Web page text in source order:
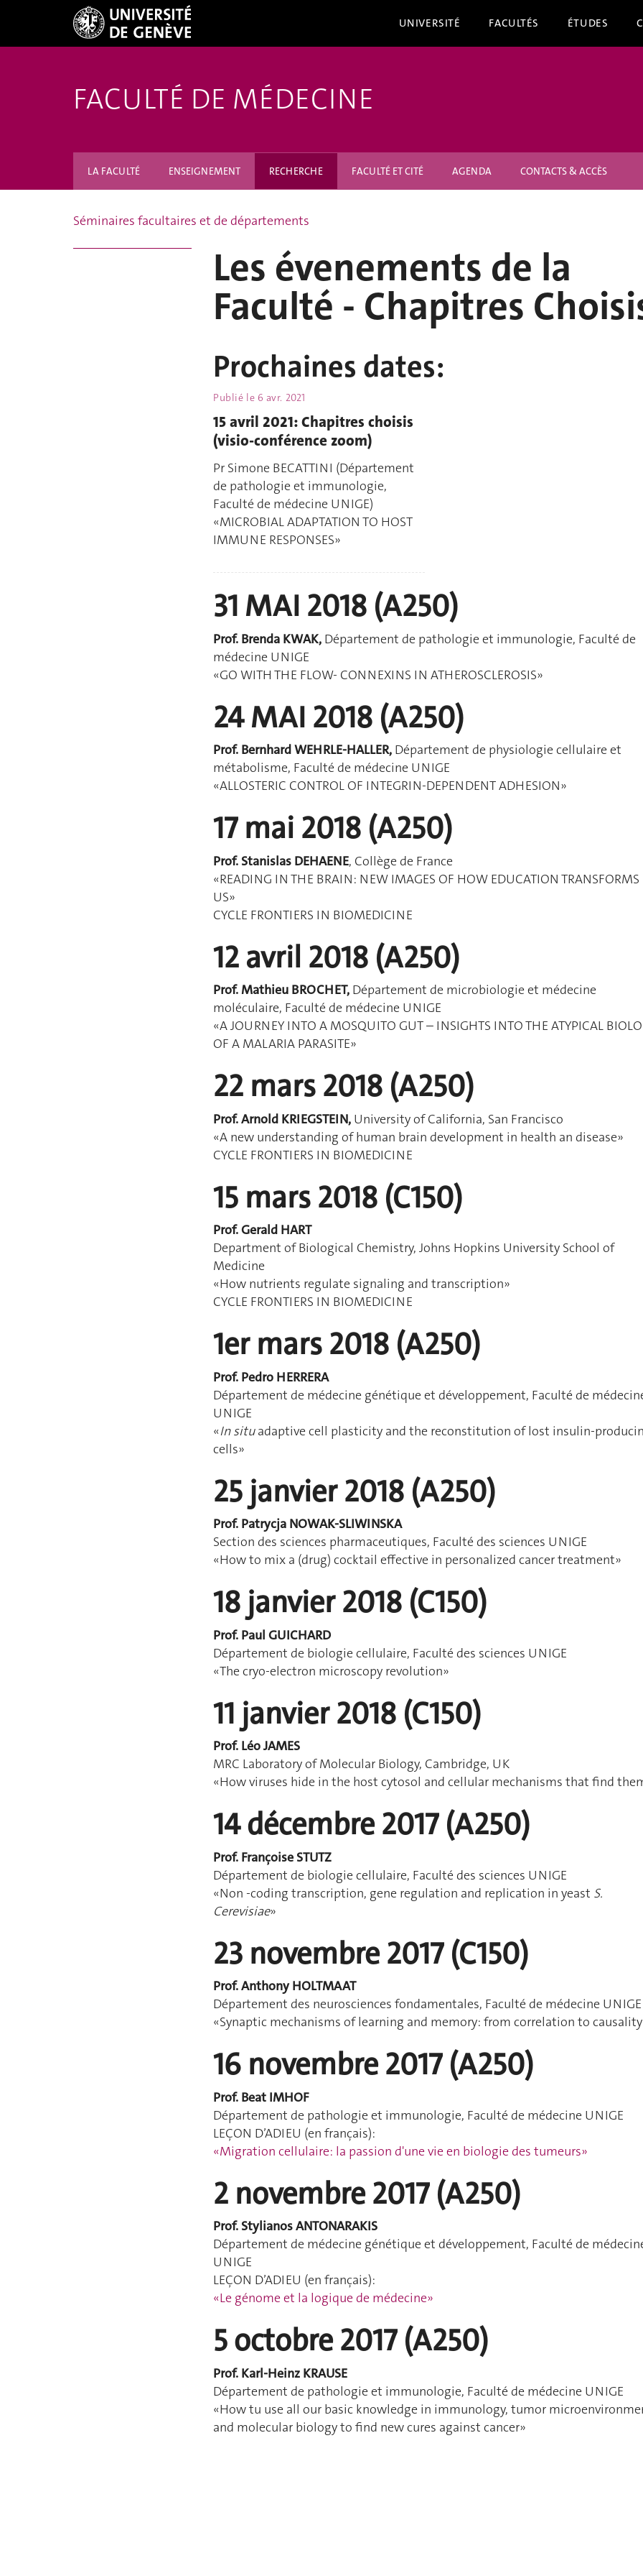
UNIVERSITÉ FACULTÉS ÉTUDES
FACULTÉ DE MÉDECINE
LA FACULTÉ ENSEIGNEMENT RECHERCHE FACULTÉ ET CITÉ AGENDA CONTACTS & ACCÈS
Séminaires facultaires et de départements
Les évenements de la
Faculté - Chapitres
Prochaines dates:
Publié le 6 avr. 2021
15 avril 2021: Chapitres choisis
(visio-conférence zoom)
Pr Simone BECATTINI (Département
de pathologie et immunologie,
Faculté de médecine UNIGE)
«MICROBIAL ADAPTATION TO HOST
IMMUNE RESPONSES»
31 MAI 2018 (A250)
Prof. Brenda KWAK, Département de pathologie et immunologie, Faculté de
médecine UNIGE
«GO WITH THE FLOW- CONNEXINS IN ATHEROSCLEROSIS»
24 MAI 2018 (A250)
Prof. Bernhard WEHRLE-HALLER, Département de physiologie cellulaire et
métabolisme, Faculté de médecine UNIGE
«ALLOSTERIC CONTROL OF INTEGRIN-DEPENDENT ADHESION»
17 mai 2018 (A250)
Prof. Stanislas DEHAENE, Collège de France
«READING IN THE BRAIN: NEW IMAGES OF HOW EDUCATION TRANSFORMS
US»
CYCLE FRONTIERS IN BIOMEDICINE
12 avril 2018 (A250)
Prof. Mathieu BROCHET, Département de microbiologie et médecine
moléculaire, Faculté de médecine UNIGE
«A JOURNEY INTO A MOSQUITO GUT – INSIGHTS INTO THE ATYPICAL
OF A MALARIA PARASITE»
22 mars 2018 (A250)
Prof. Arnold KRIEGSTEIN, University of California, San Francisco
«A new understanding of human brain development in health an disease»
CYCLE FRONTIERS IN BIOMEDICINE
15 mars 2018 (C150)
Prof. Gerald HART
Department of Biological Chemistry, Johns Hopkins University School of
Medicine
«How nutrients regulate signaling and transcription»
CYCLE FRONTIERS IN BIOMEDICINE
1er mars 2018 (A250)
Prof. Pedro HERRERA
Département de médecine génétique et développement, Faculté de
UNIGE
«In situadaptive cell plasticity and the reconstitution of lost insulin-
cells»
25 janvier 2018 (A250)
Prof. Patrycja NOWAK-SLIWINSKA
Section des sciences pharmaceutiques, Faculté des sciences UNIGE
«How to mix a (drug) cocktail effective in personalized cancer treatment»
18 janvier 2018 (C150)
Prof. Paul GUICHARD
Département de biologie cellulaire, Faculté des sciences UNIGE
«The cryo-electron microscopy revolution»
11 janvier 2018 (C150)
Prof. Léo JAMES
MRC Laboratory of Molecular Biology, Cambridge, UK
«How viruses hide in the host cytosol and cellular mechanisms that find
14 décembre 2017 (A250)
Prof. Françoise STUTZ
Département de biologie cellulaire, Faculté des sciences UNIGE
«Non -coding transcription, gene regulation and replication in yeast S.
Cerevisiae»
23 novembre 2017 (C150)
Prof. Anthony HOLTMAAT
Département des neurosciences fondamentales, Faculté de médecine UNIGE
«Synaptic mechanisms of learning and memory: from correlation to
16 novembre 2017 (A250)
Prof. Beat IMHOF
Département de pathologie et immunologie, Faculté de médecine UNIGE
LEÇON D’ADIEU (en français):
«Migration cellulaire: la passion d'une vie en biologie des tumeurs»
2 novembre 2017 (A250)
Prof. Stylianos ANTONARAKIS
Département de médecine génétique et développement, Faculté de
UNIGE
LEÇON D’ADIEU (en français):
«Le génome et la logique de médecine»
5 octobre 2017 (A250)
Prof. Karl-Heinz KRAUSE
Département de pathologie et immunologie, Faculté de médecine UNIGE
«How tu use all our basic knowledge in immunology, tumor
and molecular biology to find new cures against cancer»